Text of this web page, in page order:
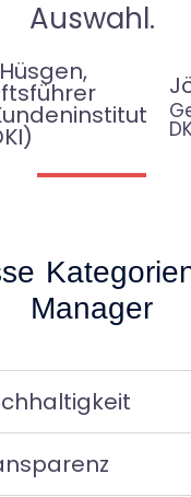
Auswahl.
Manager